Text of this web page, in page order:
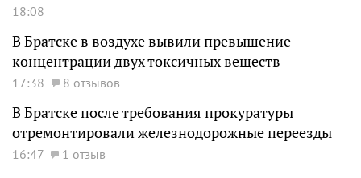
18:08
В Братске в воздухе вывили превышение
концентрации двух токсичных веществ
17:38 8 отзывов
В Братске после требования прокуратуры
отремонтировали железнодорожные переезды
16:47 1 отзыв